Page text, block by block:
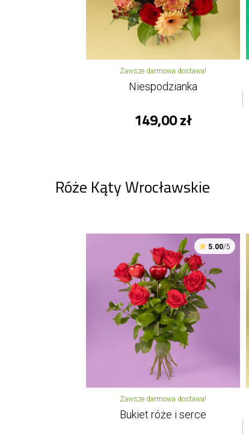
Zawsze darmowa dostawa!
Niespodzianka
149,00 zł
Róże Kąty Wrocławskie
5.00/5
Zawsze darmowa dostawa!
Bukiet róże i serce